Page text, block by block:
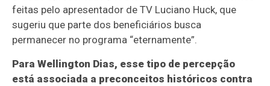
feitas pelo apresentador de TV Luciano Huck, que
sugeriu que parte dos beneficiários busca
permanecer no programa “eternamente”.
Para Wellington Dias, esse tipo de percepção
está associada a preconceitos históricos contra